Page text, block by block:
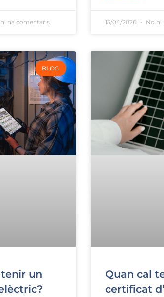
ha comentaris 13/04/2026 No hi
BLOG
un
Quan cal
certificat